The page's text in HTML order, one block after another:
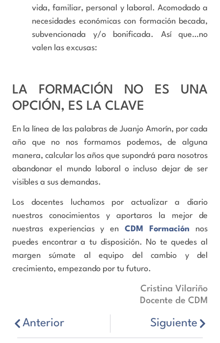
vida, familiar, personal y laboral. Acomodado a
necesidades económicas con formación becada,
subvencionada y/o bonificada. Así que…no
valen las excusas:
LA FORMACIÓN NO ES UNA
OPCIÓN, ES LA CLAVE
En la línea de las palabras de Juanjo Amorín, por cada
año que no nos formamos podemos, de alguna
manera, calcular los años que supondrá para nosotros
abandonar el mundo laboral o incluso dejar de ser
visibles a sus demandas.
Los docentes luchamos por actualizar a diario
nuestros conocimientos y aportaros la mejor de
nuestras experiencias y en CDM Formación nos
puedes encontrar a tu disposición. No te quedes al
margen súmate al equipo del cambio y del
crecimiento, empezando por tu futuro.
Cristina Vilariño
Docente de CDM
Anterior Siguiente